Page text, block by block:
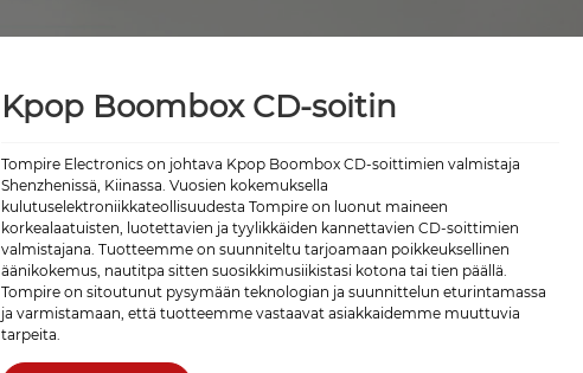
Kpop Boombox CD-soitin
Tompire Electronics on johtava Kpop Boombox CD-soittimien valmistaja
Shenzhenissä, Kiinassa. Vuosien kokemuksella
kulutuselektroniikkateollisuudesta Tompire on luonut maineen
korkealaatuisten, luotettavien ja tyylikkäiden kannettavien CD-soittimien
valmistajana. Tuotteemme on suunniteltu tarjoamaan poikkeuksellinen
äänikokemus, nautitpa sitten suosikkimusiikistasi kotona tai tien päällä.
Tompire on sitoutunut pysymään teknologian ja suunnittelun eturintamassa
ja varmistamaan, että tuotteemme vastaavat asiakkaidemme muuttuvia
tarpeita.